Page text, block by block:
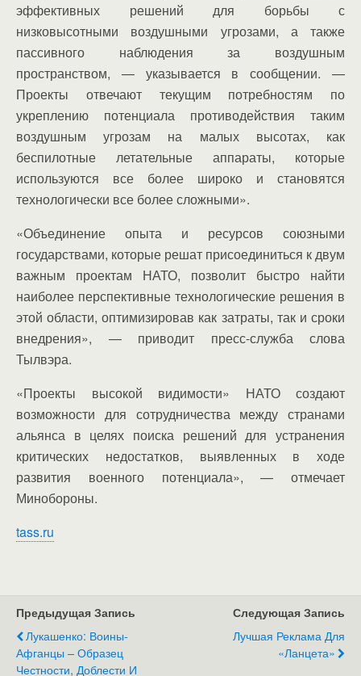
эффективных решений для борьбы с
низковысотными воздушными угрозами, а также
пассивного наблюдения за воздушным
пространством, — указывается в сообщении. —
Проекты отвечают текущим потребностям по
укреплению потенциала противодействия таким
воздушным угрозам на малых высотах, как
беспилотные летательные аппараты, которые
используются все более широко и становятся
технологически все более сложными».
«Объединение опыта и ресурсов союзными
государствами, которые решат присоединиться к двум
важным проектам НАТО, позволит быстро найти
наиболее перспективные технологические решения в
этой области, оптимизировав как затраты, так и сроки
внедрения», — приводит пресс-служба слова
Тылвэра.
«Проекты высокой видимости» НАТО создают
возможности для сотрудничества между странами
альянса в целях поиска решений для устранения
критических недостатков, выявленных в ходе
развития военного потенциала», — отмечает
Минобороны.
tass.ru
Предыдущая Запись
Лукашенко: Воины-
Афганцы – Образец
Честности, Доблести И
Следующая Запись
Лучшая Реклама Для
«Ланцета»